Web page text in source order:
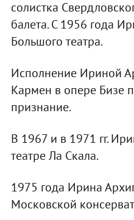
солистка
балета. С 1956 года
Большого театра.
Исполнение Ириной
Кармен в опере Бизе
признание.
В 1967 и в 1971 гг.
театре Ла Скала.
1975 года Ирина
Московской